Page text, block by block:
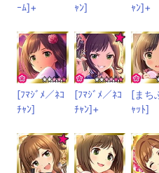
ｰﾑ]+
ｬﾝ]
ｬﾝ]+
[ﾌﾏｼﾞﾒ／ﾈｺ
ﾁｬﾝ]
[ﾌﾏｼﾞﾒ／ﾈｺ
ﾁｬﾝ]+
[まち
ｬｯﾄ]